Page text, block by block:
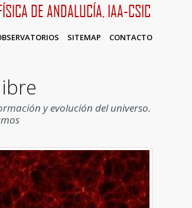
DE ANDALUCÍA, IAA-CSIC
SITEMAP CONTACTO
y evolución del universo.